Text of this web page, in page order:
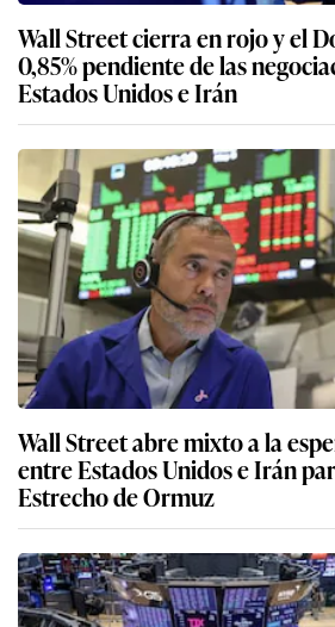
Wall Street cierra en rojo y el
0,85% pendiente de las
Estados Unidos e Irán
Wall Street abre mixto a la
entre Estados Unidos e Irán
Estrecho de Ormuz